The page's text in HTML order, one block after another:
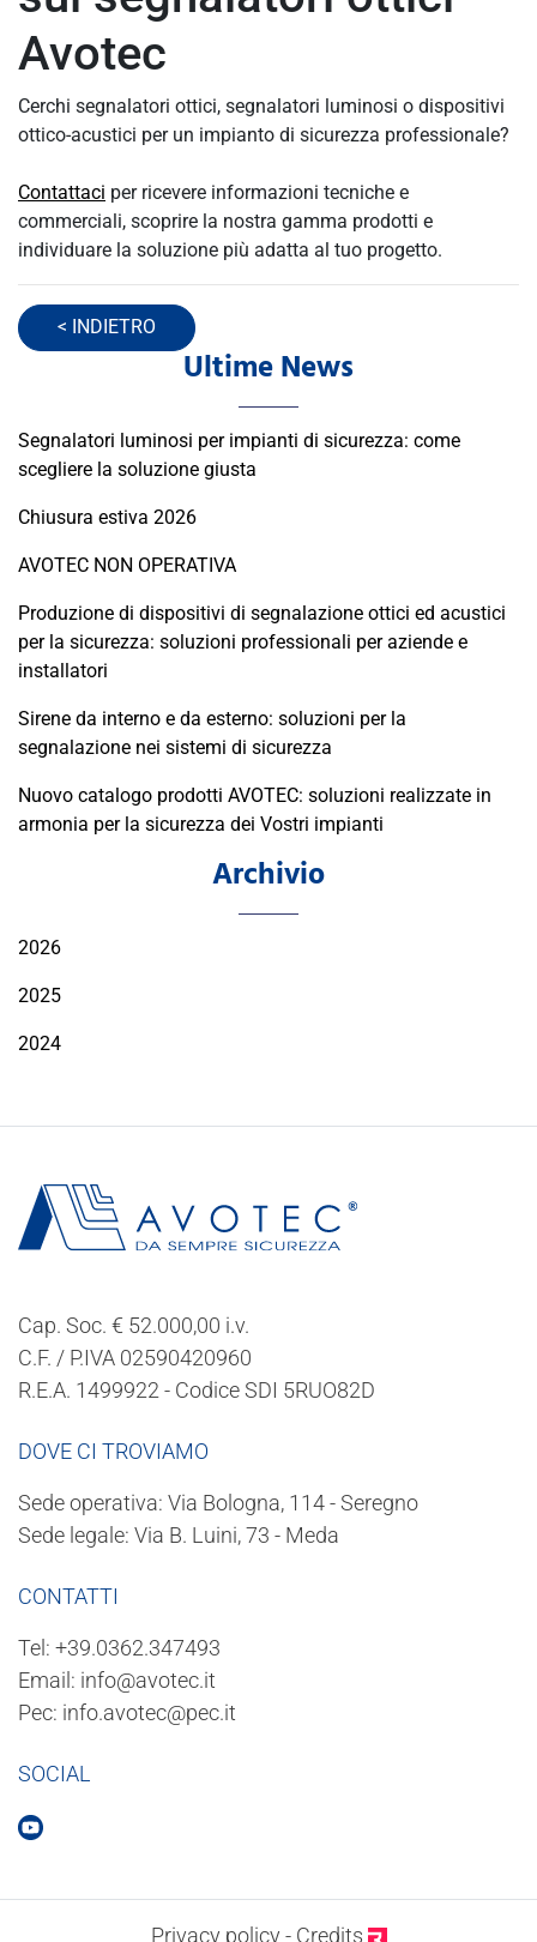
Avotec
Cerchi segnalatori ottici, segnalatori luminosi o dispositivi
ottico-acustici per un impianto di sicurezza professionale?
Contattaci per ricevere informazioni tecniche e
commerciali, scoprire la nostra gamma prodotti e
individuare la soluzione più adatta al tuo progetto.
Ultime News
Segnalatori luminosi per impianti di sicurezza: come
scegliere la soluzione giusta
Chiusura estiva 2026
AVOTEC NON OPERATIVA
Produzione di dispositivi di segnalazione ottici ed acustici
per la sicurezza: soluzioni professionali per aziende e
installatori
Sirene da interno e da esterno: soluzioni per la
segnalazione nei sistemi di sicurezza
Nuovo catalogo prodotti AVOTEC: soluzioni realizzate in
armonia per la sicurezza dei Vostri impianti
Archivio
2026
2025
2024
Cap. Soc. € 52.000,00 i.v.
C.F. / P.IVA 02590420960
R.E.A. 1499922 - Codice SDI 5RUO82D
DOVE CI TROVIAMO
Sede operativa: Via Bologna, 114 - Seregno
Sede legale: Via B. Luini, 73 - Meda
CONTATTI
Tel: +39.0362.347493
Email: info@avotec.it
Pec: info.avotec@pec.it
SOCIAL
Privacy policy- Credits